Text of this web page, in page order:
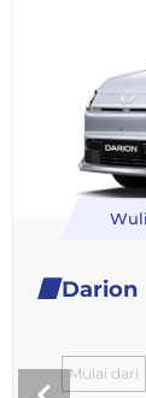
Darion
Mulai dari